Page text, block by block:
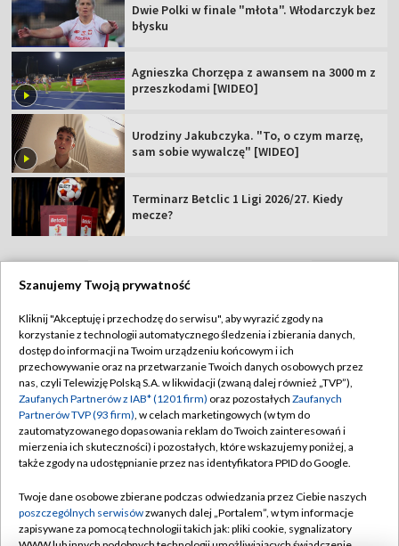
Dwie Polki w finale "młota". Włodarczyk bez
błysku
Agnieszka Chorzępa z awansem na 3000 m z
przeszkodami [WIDEO]
Urodziny Jakubczyka. "To, o czym marzę,
sam sobie wywalczę" [WIDEO]
Terminarz Betclic 1 Ligi 2026/27. Kiedy
mecze?
Abonament TVP
Sklep TVP
Biuro Reklamy
Oferta Handlowa
Telegazeta ogłoszenia
Rada Programowa
Ogłoszenia przetargowe
Regulamin TVP
Polityka prywatności
Moje zgody
Biuro reklamy
Kontakt
Kanały
Szanujemy Twoją prywatność
Kliknij "Akceptuję i przechodzę do serwisu", aby wyrazić zgody na
korzystanie z technologii automatycznego śledzenia i zbierania danych,
dostęp do informacji na Twoim urządzeniu końcowym i ich
przechowywanie oraz na przetwarzanie Twoich danych osobowych przez
nas, czyli Telewizję Polską S.A. w likwidacji (zwaną dalej również „TVP”),
Zaufanych Partnerów z IAB* (1201 firm) oraz pozostałych Zaufanych
Partnerów TVP (93 firm), w celach marketingowych (w tym do
zautomatyzowanego dopasowania reklam do Twoich zainteresowań i
mierzenia ich skuteczności) i pozostałych, które wskazujemy poniżej, a
także zgody na udostępnianie przez nas identyfikatora PPID do Google.
Twoje dane osobowe zbierane podczas odwiedzania przez Ciebie naszych
poszczególnych serwisówzwanych dalej „Portalem”, w tym informacje
zapisywane za pomocą technologii takich jak: pliki cookie, sygnalizatory